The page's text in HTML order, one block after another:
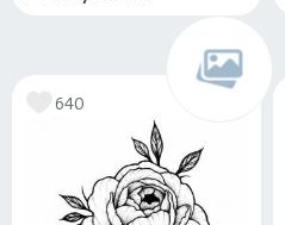
640